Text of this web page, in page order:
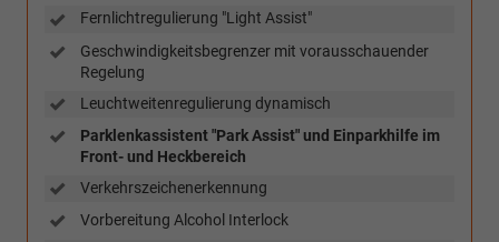
Fernlichtregulierung "Light Assist"
Geschwindigkeitsbegrenzer mit vorausschauender
Regelung
Leuchtweitenregulierung dynamisch
Parklenkassistent "Park Assist" und Einparkhilfe im
Front- und Heckbereich
Verkehrszeichenerkennung
Vorbereitung Alcohol Interlock